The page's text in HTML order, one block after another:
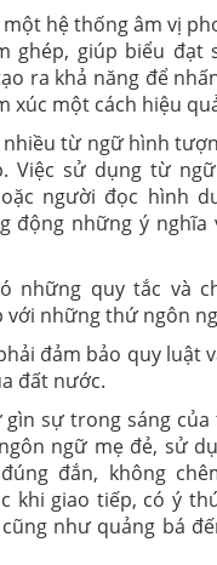
một hệ thống âm vị
ghép, giúp biểu đạt
ra khả năng để
xúc một cách hiệu
nhiều từ ngữ hình
Việc sử dụng từ
người đọc hình
động những ý nghĩa
những quy tắc và
với những thứ ngôn
đảm bảo quy luật
đất nước.
gìn sự trong sáng
ngữ mẹ đẻ, sử
đắn, không
khi giao tiếp, có ý
như quảng bá